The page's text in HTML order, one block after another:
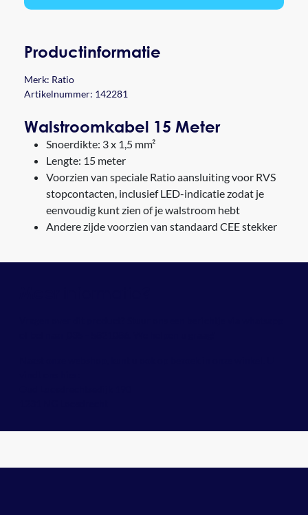
Productinformatie
Merk: Ratio
Artikelnummer: 142281
Walstroomkabel 15 Meter
Snoerdikte: 3 x 1,5 mm²
Lengte: 15 meter
Voorzien van speciale Ratio aansluiting voor RVS
stopcontacten, inclusief LED-indicatie zodat je
eenvoudig kunt zien of je walstroom hebt
Andere zijde voorzien van standaard CEE stekker